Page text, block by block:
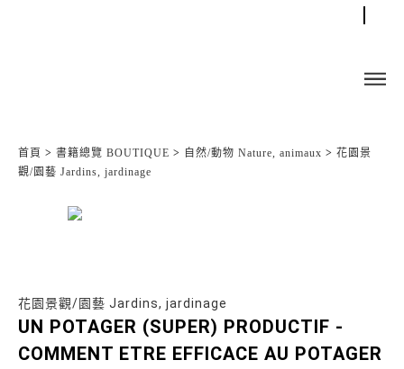
首頁 > 書籍總覽 BOUTIQUE > 自然/動物 Nature, animaux > 花園景
觀/園藝 Jardins, jardinage
花園景觀/園藝 Jardins, jardinage
UN POTAGER (SUPER) PRODUCTIF -
COMMENT ETRE EFFICACE AU POTAGER